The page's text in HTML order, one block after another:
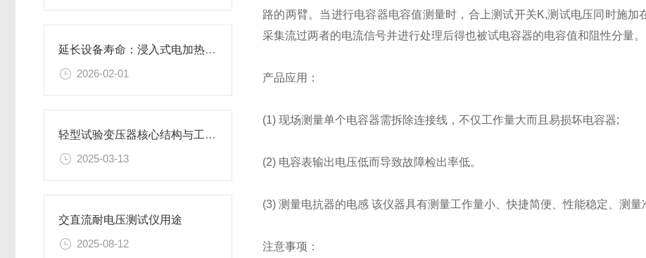
延长设备寿命：浸入式电加热器的安装、维护与故障排查
2026-02-01
轻型试验变压器核心结构与工作原理
2025-03-13
交直流耐电压测试仪用途
2025-08-12
路的两臂。当进行电容器电容值测量时，合上测试开关K,测试电压同时施
采集流过两者的电流信号并进行处理后得也被试电容器的电容值和阻性分量。
产品应用：
(1) 现场测量单个电容器需拆除连接线，不仅工作量大而且易损坏电容器;
(2) 电容表输出电压低而导致故障检出率低。
(3) 测量电抗器的电感 该仪器具有测量工作量小、快捷简便、性能稳定、测量
注意事项：